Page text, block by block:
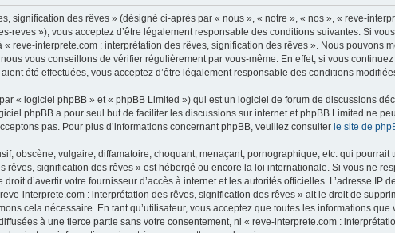
signification des rêves » (désigné ci-après par « nous », « notre », « nos », « reve-
reves »), vous acceptez d’être légalement responsable des conditions suivantes. Si
reve-interprete.com : interprétation des rêves, signification des rêves ». Nous pouvons
vous conseillons de vérifier régulièrement par vous-même. En effet, si vous
été effectuées, vous acceptez d’être légalement responsable des conditions
« logiciel phpBB » et « phpBB Limited ») qui est un logiciel de forum de discussions
phpBB a pour seul but de faciliter les discussions sur internet et phpBB Limited ne
pas. Pour plus d’informations concernant phpBB, veuillez consulter le site de
obscène, vulgaire, diffamatoire, choquant, menaçant, pornographique, etc. qui
rêves, signification des rêves » est hébergé ou encore la loi internationale. Si vous ne
d’avertir votre fournisseur d’accès à internet et les autorités officielles. L’adresse IP
interprete.com : interprétation des rêves, signification des rêves » ait le droit de
cela nécessaire. En tant qu’utilisateur, vous acceptez que toutes les informations
à une tierce partie sans votre consentement, ni « reve-interprete.com :